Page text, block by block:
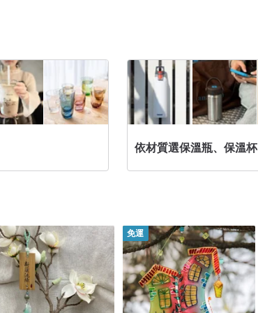
依材質選保溫瓶、保溫杯
免運